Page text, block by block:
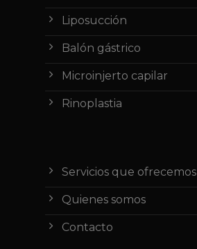
Liposucción
Balón gástrico
Microinjerto capilar
Rinoplastia
Servicios que ofrecemos
Quienes somos
Contacto